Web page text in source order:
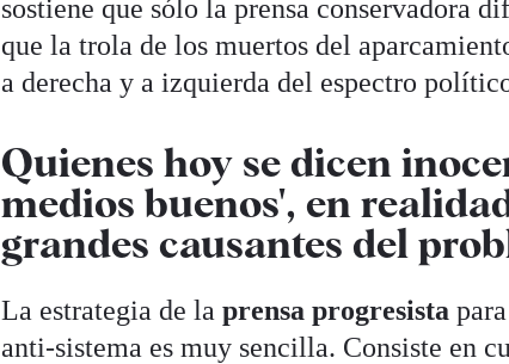
sostiene que sólo la prensa conservadora
que la trola de los muertos del
a derecha y a izquierda del espectro
Quienes hoy se dicen
medios buenos', en
grandes causantes del
La estrategia de laprensa progresista
anti-sistema es muy sencilla. Consiste en